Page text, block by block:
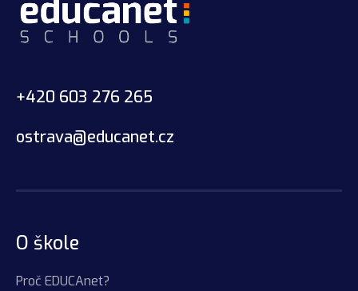
+420 603 276 265
ostrava@educanet.cz
O škole
Proč EDUCAnet?